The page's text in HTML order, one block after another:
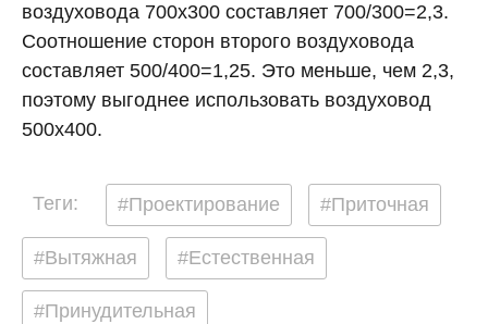
воздуховода 700х300 составляет 700/300=2,3.
Соотношение сторон второго воздуховода
составляет 500/400=1,25. Это меньше, чем 2,3,
поэтому выгоднее использовать воздуховод
500х400.
Теги: #Проектирование #Приточная
#Вытяжная #Естественная
#Принудительная